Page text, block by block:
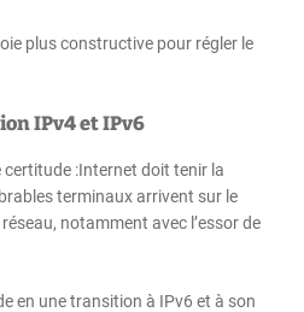
plus constructive pour régler le
IPv4 et IPv6
:Internet doit tenir la
terminaux arrivent sur le
notamment avec l’essor de
en une transition à IPv6 et à son